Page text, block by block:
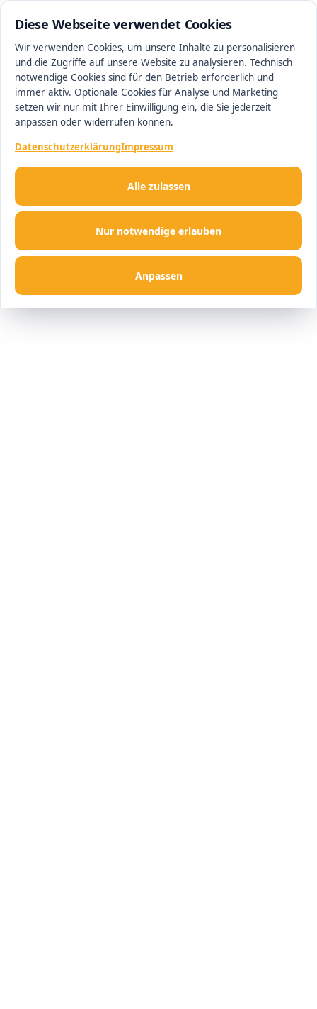
Diese Webseite verwendet Cookies
Wir verwenden Cookies, um unsere Inhalte zu personalisieren
und die Zugriffe auf unsere Website zu analysieren. Technisch
notwendige Cookies sind für den Betrieb erforderlich und
immer aktiv. Optionale Cookies für Analyse und Marketing
setzen wir nur mit Ihrer Einwilligung ein, die Sie jederzeit
anpassen oder widerrufen können.
DatenschutzerklärungImpressum
Nur notwendige erlauben
Anpassen
Alle zulassen